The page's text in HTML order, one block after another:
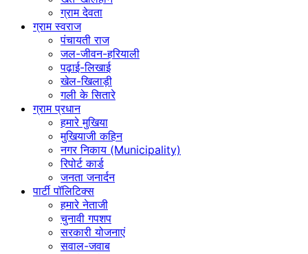
ग्राम देवता
ग्राम स्वराज
पंचायती राज
जल-जीवन-हरियाली
पढ़ाई-लिखाई
खेल-खिलाड़ी
गली के सितारे
ग्राम प्रधान
हमारे मुखिया
मुखियाजी कहिन
नगर निकाय (Municipality)
रिपोर्ट कार्ड
जनता जनार्दन
पार्टी पॉलिटिक्स
हमारे नेताजी
चुनावी गपशप
सरकारी योजनाएं
सवाल-जवाब